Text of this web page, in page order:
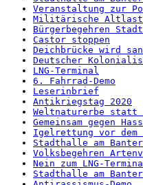
Veranstaltung zur
Militärische
Bürgerbegehren
Castor stoppen
Deichbrücke wird
Deutscher
LNG-Terminal
6. Fahrrad-Demo
Leserinbrief
Antikriegstag 2020
Weltnaturerbe statt
Gemeinsam gegen
Igelrettung vor dem
Stadthalle am Banter
Volksbegehren
Nein zum LNG-
Stadthalle am Banter